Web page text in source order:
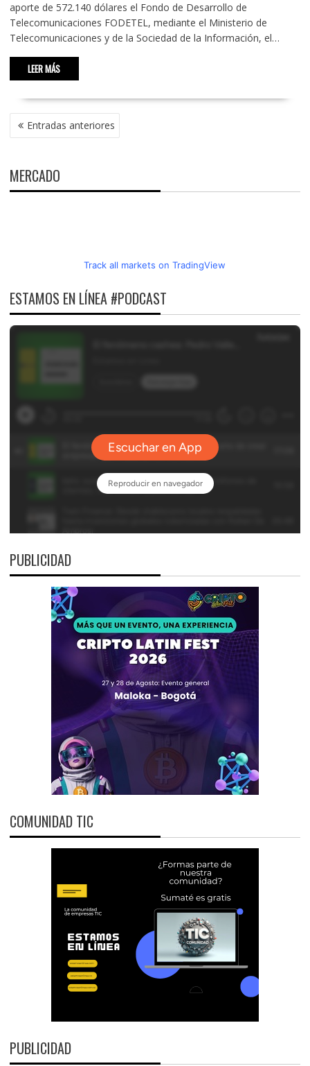
aporte de 572.140 dólares el Fondo de Desarrollo de
Telecomunicaciones FODETEL, mediante el Ministerio de
Telecomunicaciones y de la Sociedad de la Información, el…
LEER MÁS
NAVEGACIÓN
DE Entradas anteriores
MERCADO
Track all markets on TradingView
ESTAMOS EN LÍNEA #PODCAST
PUBLICIDAD
COMUNIDAD TIC
PUBLICIDAD